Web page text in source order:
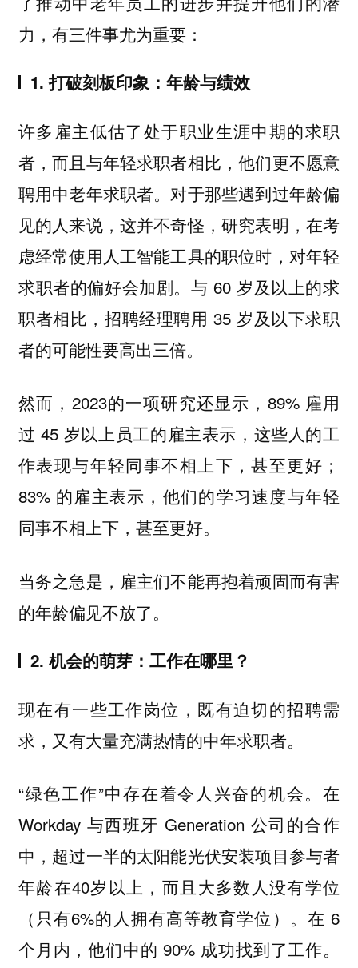
力，有三件事尤为重要：
1. 打破刻板印象：年龄与绩效
许多雇主低估了处于职业生涯中期的求职
者，而且与年轻求职者相比，他们更不愿意
聘用中老年求职者。对于那些遇到过年龄偏
见的人来说，这并不奇怪，研究表明，在考
虑经常使用人工智能工具的职位时，对年轻
求职者的偏好会加剧。与 60 岁及以上的求
职者相比，招聘经理聘用 35 岁及以下求职
者的可能性要高出三倍。
然而，2023的一项研究还显示，89% 雇用
过 45 岁以上员工的雇主表示，这些人的工
作表现与年轻同事不相上下，甚至更好；
83% 的雇主表示，他们的学习速度与年轻
同事不相上下，甚至更好。
当务之急是，雇主们不能再抱着顽固而有害
的年龄偏见不放了。
2. 机会的萌芽：工作在哪里？
现在有一些工作岗位，既有迫切的招聘需
求，又有大量充满热情的中年求职者。
“绿色工作”中存在着令人兴奋的机会。在
Workday 与西班牙 Generation 公司的合作
中，超过一半的太阳能光伏安装项目参与者
年龄在40岁以上，而且大多数人没有学位
（只有6%的人拥有高等教育学位）。在 6
个月内，他们中的 90% 成功找到了工作。